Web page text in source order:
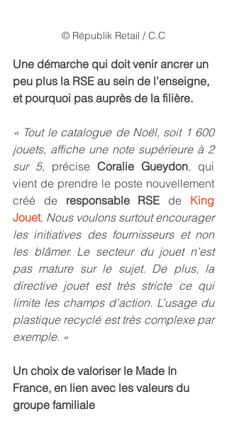
© Républik Retail / C.C
Une démarche qui doit venir ancrer un
peu plus la RSE au sein de l’enseigne,
et pourquoi pas auprès de la filière.
« Tout le catalogue de Noël, soit 1 600
jouets, affiche une note supérieure à 2
sur 5, précise Coralie Gueydon, qui
vient de prendre le poste nouvellement
créé de responsable RSE de King
Jouet. Nous voulons surtout encourager
les initiatives des fournisseurs et non
les blâmer. Le secteur du jouet n’est
pas mature sur le sujet. De plus, la
directive jouet est très stricte ce qui
limite les champs d’action. L’usage du
plastique recyclé est très complexe par
exemple. »
Un choix de valoriser le Made In
France, en lien avec les valeurs du
groupe familiale